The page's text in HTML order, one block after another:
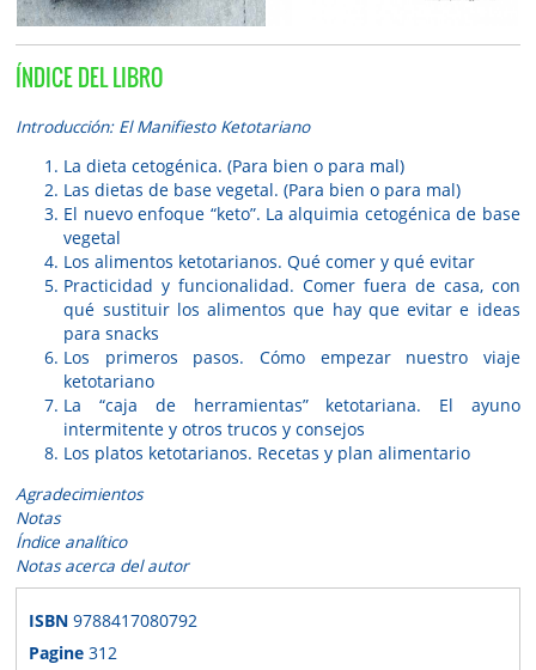
ÍNDICE DEL LIBRO
Introducción: El Manifiesto Ketotariano
La dieta cetogénica. (Para bien o para mal)
Las dietas de base vegetal. (Para bien o para mal)
El nuevo enfoque “keto”. La alquimia cetogénica de base
vegetal
Los alimentos ketotarianos. Qué comer y qué evitar
Practicidad y funcionalidad. Comer fuera de casa, con
qué sustituir los alimentos que hay que evitar e ideas
para snacks
Los primeros pasos. Cómo empezar nuestro viaje
ketotariano
La “caja de herramientas” ketotariana. El ayuno
intermitente y otros trucos y consejos
Los platos ketotarianos. Recetas y plan alimentario
Agradecimientos
Notas
Índice analítico
Notas acerca del autor
ISBN9788417080792
Pagine312